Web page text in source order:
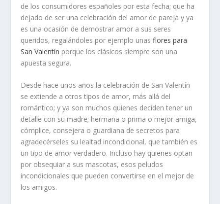
de los consumidores españoles por esta fecha; que ha
dejado de ser una celebración del amor de pareja y ya
es una ocasión de demostrar amor a sus seres
queridos, regalándoles por ejemplo unasflores para
San Valentín porque los clásicos siempre son una
apuesta segura.
Desde hace unos años la celebración de San Valentín
se extiende a otros tipos de amor, más allá del
romántico; y ya son muchos quienes deciden tener un
detalle con su madre; hermana o prima o mejor amiga,
cómplice, consejera o guardiana de secretos para
agradecérseles su lealtad incondicional, que también es
un tipo de amor verdadero. Incluso hay quienes optan
por obsequiar a sus mascotas, esos peludos
incondicionales que pueden convertirse en el mejor de
los amigos.